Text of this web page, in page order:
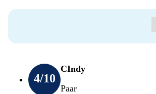
4/10
CIndy
Paar